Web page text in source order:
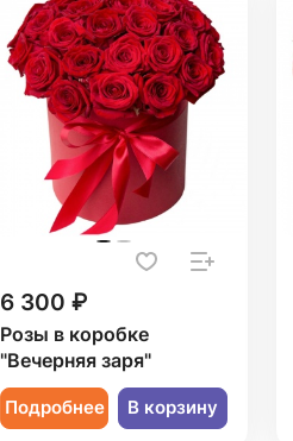
6 300 ₽
Розы в коробке
"Вечерняя заря"
Подробнее В корзину